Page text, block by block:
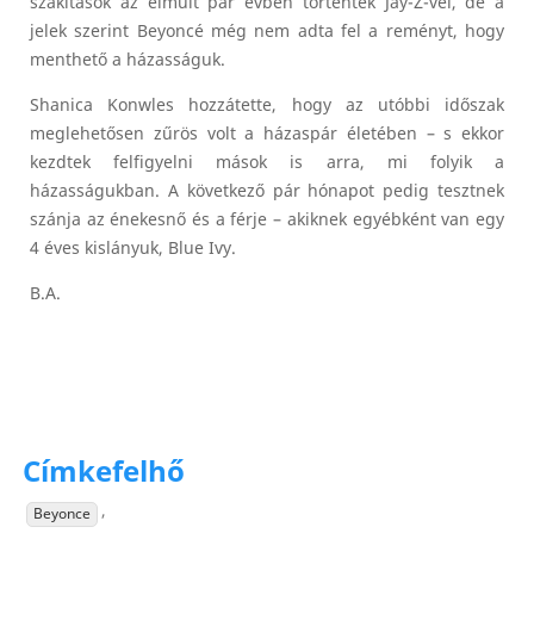
jelek szerint Beyoncé még nem adta fel a reményt, hogy
menthető a házasságuk.
Shanica Konwles hozzátette, hogy az utóbbi időszak
meglehetősen zűrös volt a házaspár életében – s ekkor
kezdtek felfigyelni mások is arra, mi folyik a
házasságukban. A következő pár hónapot pedig tesztnek
szánja az énekesnő és a férje – akiknek egyébként van egy
4 éves kislányuk, Blue Ivy.
B.A.
Címkefelhő
Beyonce ,